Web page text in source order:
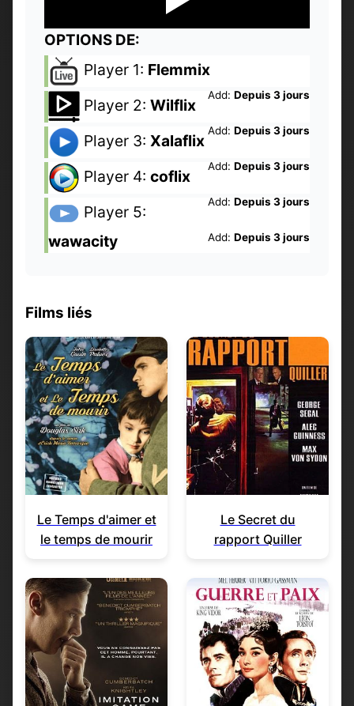
OPTIONS DE:
Player 1: Flemmix
Add: Depuis 3 jours
Player 2: Wilflix
Add: Depuis 3 jours
Player 3: Xalaflix
Add: Depuis 3 jours
Player 4: coflix
Add: Depuis 3 jours
Player 5:
wawacity
Add: Depuis 3 jours
Films liés
Le Temps d'aimer et
le temps de mourir
Le Secret du
rapport Quiller